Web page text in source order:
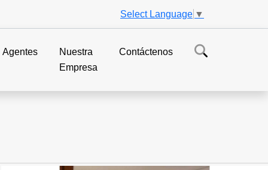
Select Language ▼
Agentes
Nuestra
Empresa
Contáctenos